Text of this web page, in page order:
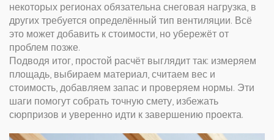
некоторых регионах обязательна снеговая нагрузка, в
других требуется определённый тип вентиляции. Всё
это может добавить к стоимости, но убережёт от
проблем позже.
Подводя итог, простой расчёт выглядит так: измеряем
площадь, выбираем материал, считаем вес и
стоимость, добавляем запас и проверяем нормы. Эти
шаги помогут собрать точную смету, избежать
сюрпризов и уверенно идти к завершению проекта.